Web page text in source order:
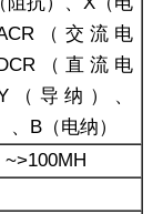
（交流电
（直流电
（导纳）、
、B（电纳）
~>100MH